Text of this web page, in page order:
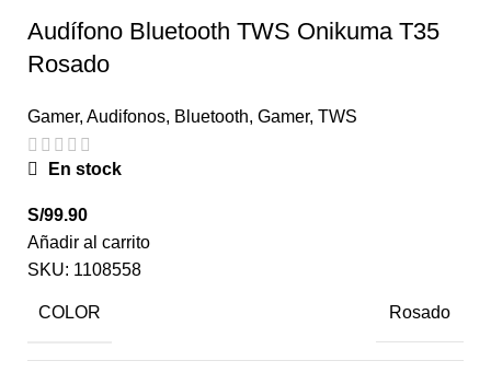
Audífono Bluetooth TWS Onikuma T35
Rosado
Gamer, Audifonos, Bluetooth, Gamer, TWS
En stock
S/99.90
Añadir al carrito
SKU: 1108558
COLOR Rosado